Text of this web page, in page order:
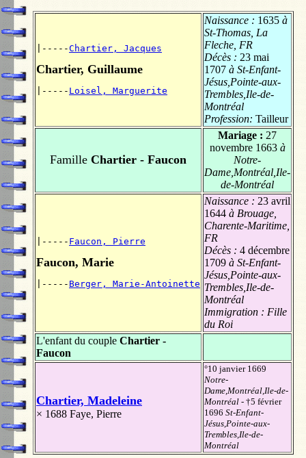
|-----Chartier, Jacques
Chartier, Guillaume
|----- Loisel, Marguerite
Naissance : 1635 à
St-Thomas, La
Fleche, FR
Décès : 23 mai
1707 à St-Enfant-
Jésus,Pointe-aux-
Trembles,Ile-de-
Montréal
Profession: Tailleur
Famille Chartier - Faucon
Mariage : 27
novembre 1663à
Notre-
Dame,Montréal,Ile-
de-Montréal
|----- Faucon, Pierre
Faucon, Marie
|----- Berger, Marie-Antoinette
Naissance : 23 avril
1644 à Brouage,
Charente-Maritime,
FR
Décès : 4 décembre
1709 à St-Enfant-
Jésus,Pointe-aux-
Trembles,Ile-de-
Montréal
Immigration : Fille
du Roi
L'enfant du couple Chartier -
Faucon
Chartier, Madeleine
× 1688 Faye, Pierre
°10 janvier 1669
Notre-
Dame,Montréal,Ile-de-
Montréal - †5 février
1696 St-Enfant-
Jésus,Pointe-aux-
Trembles,Ile-de-
Montréal